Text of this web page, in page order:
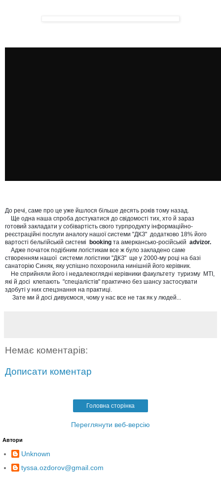
До речі, саме про це уже йшлося більше десять років тому назад.
готовий закладати у собівартість свого турпродукту інформаційно-
реєстраційні послуги аналогу нашої системи "ДКЗ"  додатково 18% його
вартості бельгійській системі booking та амеркансько-російській advizor.
створенням нашої  системи логістики "ДКЗ"  ще у 2000-му році на базі
санаторію Синяк, яку успішно похоронила нинішній його керівник.
які й досі  клепають  "спеціалістів" практично без шансу застосувати
здобуті у них спецзнання на практиці.
     Зате ми й досі дивуємося, чому у нас все не так як у людей...
Немає коментарів:
Дописати коментар
Головна сторінка
Переглянути веб-версію
Автори
Unknown
tyssa.ozdorov@gmail.com